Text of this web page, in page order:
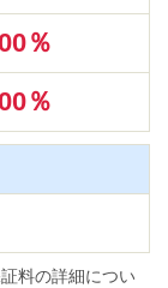
％
％
料の詳細につい